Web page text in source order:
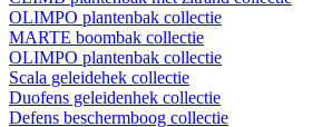
OLIMPO plantenbak collectie
MARTE boombak collectie
OLIMPO plantenbak collectie
Scala geleidehek collectie
Duofens geleidenhek collectie
Defens beschermboog collectie